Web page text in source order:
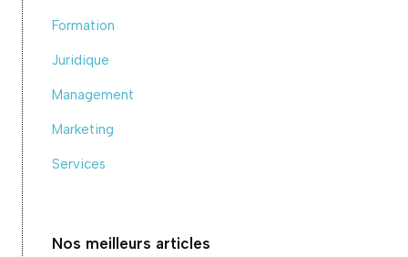
Formation
Juridique
Management
Marketing
Services
Nos meilleurs articles